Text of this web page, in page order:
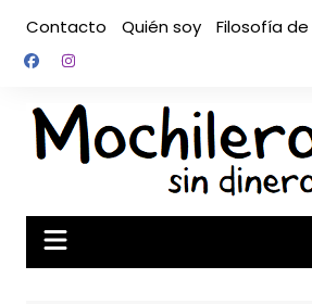
contenido
Contacto Quién soy Filosofía